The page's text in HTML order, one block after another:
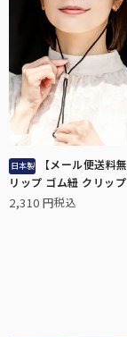
日本製
【メール便送料
リップ ゴム紐 クリップ
2,310 税込